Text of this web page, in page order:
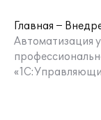
Главная
Автоматизация